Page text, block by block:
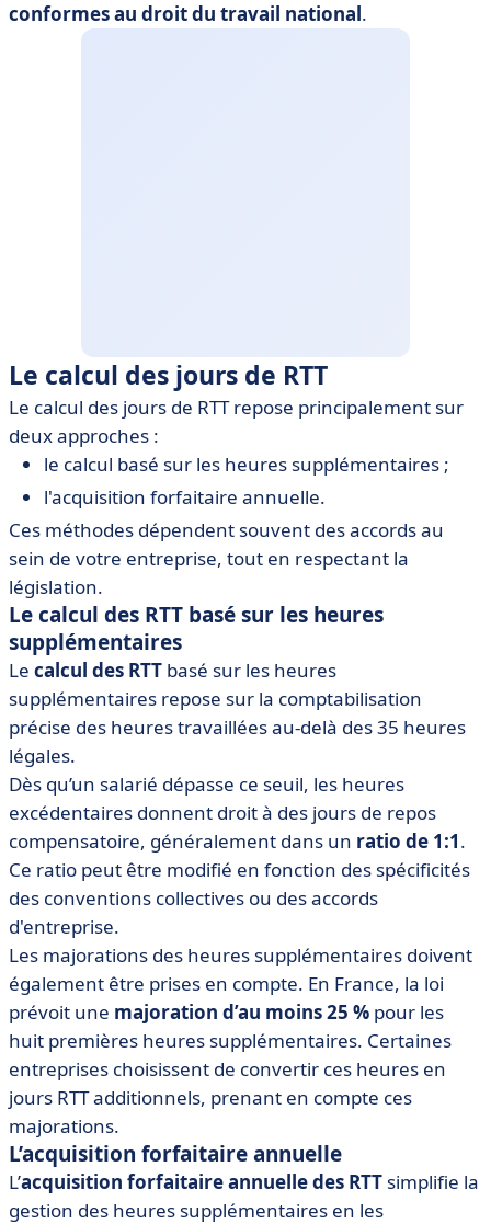
conformes au droit du travail national.
Le calcul des jours de RTT
Le calcul des jours de RTT repose principalement sur
deux approches :
le calcul basé sur les heures supplémentaires ;
l'acquisition forfaitaire annuelle.
Ces méthodes dépendent souvent des accords au
sein de votre entreprise, tout en respectant la
législation.
Le calcul des RTT basé sur les heures
supplémentaires
Le calcul des RTT basé sur les heures
supplémentaires repose sur la comptabilisation
précise des heures travaillées au-delà des 35 heures
légales.
Dès qu’un salarié dépasse ce seuil, les heures
excédentaires donnent droit à des jours de repos
compensatoire, généralement dans un ratio de 1:1.
Ce ratio peut être modifié en fonction des spécificités
des conventions collectives ou des accords
d'entreprise.
Les majorations des heures supplémentaires doivent
également être prises en compte. En France, la loi
prévoit une majoration d’au moins 25 % pour les
huit premières heures supplémentaires. Certaines
entreprises choisissent de convertir ces heures en
jours RTT additionnels, prenant en compte ces
majorations.
L’acquisition forfaitaire annuelle
L’acquisition forfaitaire annuelle des RTT simplifie la
gestion des heures supplémentaires en les